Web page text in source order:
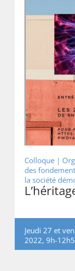
Colloque |
des
la société
Jeudi 27 et
2022, 9h-